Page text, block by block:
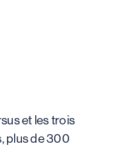
et les trois
plus de 300